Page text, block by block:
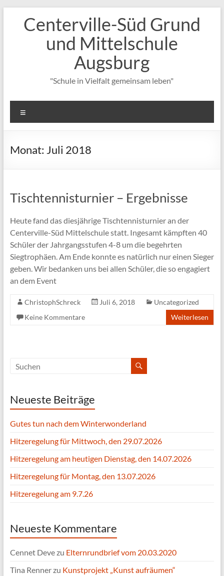
springenCenterville-Süd Grund
und Mittelschule
Augsburg
"Schule in Vielfalt gemeinsam leben"
Monat: Juli 2018
Tischtennisturnier – Ergebnisse
Heute fand das diesjährige Tischtennisturnier an der
Centerville-Süd Mittelschule statt. Ingesamt kämpften 40
Schüler der Jahrgangsstufen 4-8 um die begehrten
Siegtrophäen. Am Ende konnte es natürlich nur einen Sieger
geben. Wir bedanken uns bei allen Schüler, die so engagiert
an dem Event
ChristophSchreck Juli 6, 2018
Uncategorized
Keine Kommentare
Weiterlesen
Neueste Beiträge
Gutes tun nach dem Winterwonderland
Hitzeregelung für Mittwoch, den 29.07.2026
Hitzeregelung am heutigen Dienstag, den 14.07.2026
Hitzeregelung für Montag, den 13.07.2026
Hitzeregelung am 9.7.26
Neueste Kommentare
Cennet Devezu Elternrundbrief vom 20.03.2020
Tina Rennerzu Kunstprojekt „Kunst aufräumen“